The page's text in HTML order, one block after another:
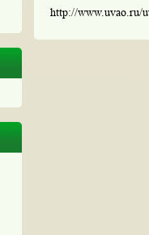
http://www.uvao.ru/